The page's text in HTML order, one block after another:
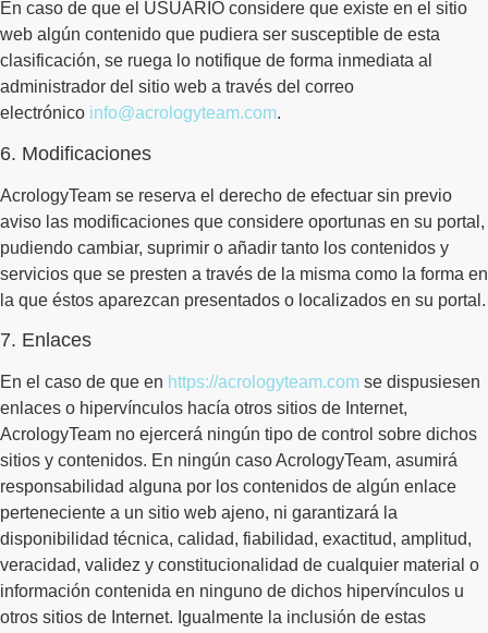
En caso de que el USUARIO considere que existe en el sitio
web algún contenido que pudiera ser susceptible de esta
clasificación, se ruega lo notifique de forma inmediata al
administrador del sitio web a través del correo
electrónico info@acrologyteam.com.
6. Modificaciones
AcrologyTeam se reserva el derecho de efectuar sin previo
aviso las modificaciones que considere oportunas en su portal,
pudiendo cambiar, suprimir o añadir tanto los contenidos y
servicios que se presten a través de la misma como la forma en
la que éstos aparezcan presentados o localizados en su portal.
7. Enlaces
En el caso de que en https://acrologyteam.com se dispusiesen
enlaces o hipervínculos hacía otros sitios de Internet,
AcrologyTeam no ejercerá ningún tipo de control sobre dichos
sitios y contenidos. En ningún caso AcrologyTeam, asumirá
responsabilidad alguna por los contenidos de algún enlace
perteneciente a un sitio web ajeno, ni garantizará la
disponibilidad técnica, calidad, fiabilidad, exactitud, amplitud,
veracidad, validez y constitucionalidad de cualquier material o
información contenida en ninguno de dichos hipervínculos u
otros sitios de Internet. Igualmente la inclusión de estas